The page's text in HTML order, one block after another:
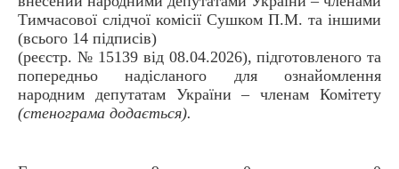
Тимчасової слідчої комісії Сушком П.М. та іншими
(всього 14 підписів)
(реєстр. № 15139 від 08.04.2026), підготовленого та
попередньо надісланого для ознайомлення
народним депутатам України – членам Комітету
(стенограма додається).